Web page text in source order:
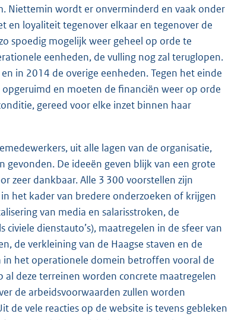
Niettemin wordt er onverminderd en vaak onder
en loyaliteit tegenover elkaar en tegenover de
spoedig mogelijk weer geheel op orde te
eenheden, de vulling nog zal teruglopen.
in 2014 de overige eenheden. Tegen het einde
en moeten de financiën weer op orde
gereed voor elke inzet binnen haar
uit alle lagen van de organisatie,
De ideeën geven blijk van een grote
zeer dankbaar. Alle 3 300 voorstellen zijn
het kader van bredere onderzoeken of krijgen
van media en salarisstroken, de
dienstauto’s), maatregelen in de sfeer van
de verkleining van de Haagse staven en de
in het operationele domein betroffen vooral de
deze terreinen worden concrete maatregelen
de arbeidsvoorwaarden zullen worden
de vele reacties op de website is tevens gebleken